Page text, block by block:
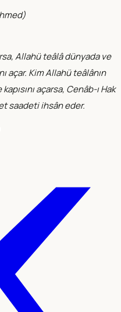
)
Allahü teâlâ dünyada ve
açar. Kim Allahü teâlânın
açarsa, Cenâb-ı Hak
saadeti ihsân eder.